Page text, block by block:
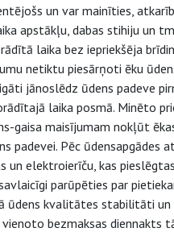
un var mainīties,
apstākļu, dabas stihiju un
laika bez iepriekšēja
netiktu piesārņoti ēku
jānoslēdz ūdens padeve
laika posmā. Minēto
gaisa maisījumam nokļūt
padevei. Pēc ūdensapgādes
un elektroierīču, kas
parūpēties par
ūdens kvalitātes stabilitāti
vienoto bezmaksas diennakts